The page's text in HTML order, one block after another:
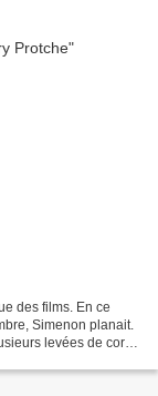
des films. En ce
Simenon planait.
levées de corps